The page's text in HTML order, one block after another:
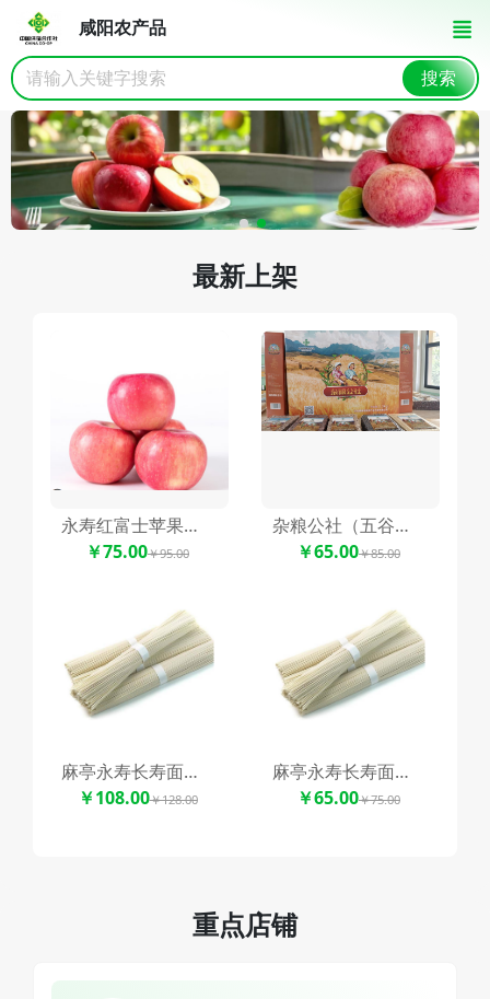
咸阳农产品
搜索
最新上架
永寿红富士苹果周仁回府礼盒装
￥75.00￥95.00
杂粮公社（五谷杂粮）随机搭配5种组合
￥65.00￥85.00
麻亭永寿长寿面精装礼盒
￥108.00￥128.00
麻亭永寿长寿面（手工挂面）
￥65.00￥75.00
重点店铺